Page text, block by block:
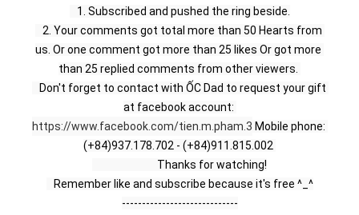
   1. Subscribed and pushed the ring beside.
   2. Your comments got total more than 50 Hearts from
us. Or one comment got more than 25 likes Or got more
than 25 replied comments from other viewers.
   Don't forget to contact with ỐC Dad to request your gift
at facebook account:
https://www.facebook.com/tien.m.pham.3 Mobile phone:
(+84)937.178.702 - (+84)911.815.002
                           Thanks for watching!
   Remember like and subscribe because it's free ^_^
-----------------------------